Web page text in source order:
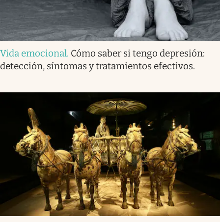
Vida emocional. Cómo saber si tengo depresión:
detección, síntomas y tratamientos efectivos.